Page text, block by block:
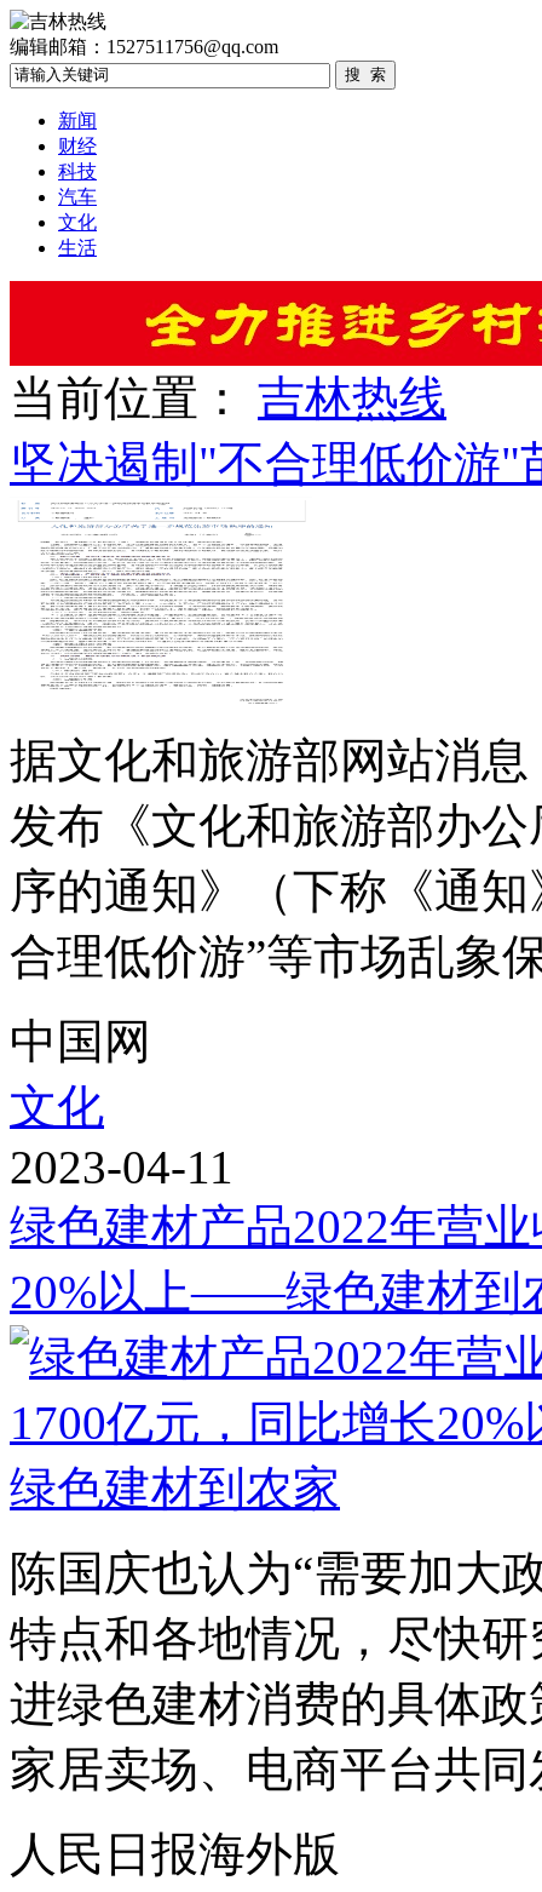
编辑邮箱：1527511756@qq.com
新闻
财经
科技
汽车
文化
生活
当前位置： 吉林热线
坚决遏制"不合理低价游"
据文化和旅游部网站消
发布《文化和旅游部办
序的通知》（下称《通
合理低价游”等市场乱象
中国网
文化
2023-04-11
绿色建材产品2022年营
20%以上——绿色建材到
陈国庆也认为“需要加大
特点和各地情况，尽快
进绿色建材消费的具体
家居卖场、电商平台共
人民日报海外版